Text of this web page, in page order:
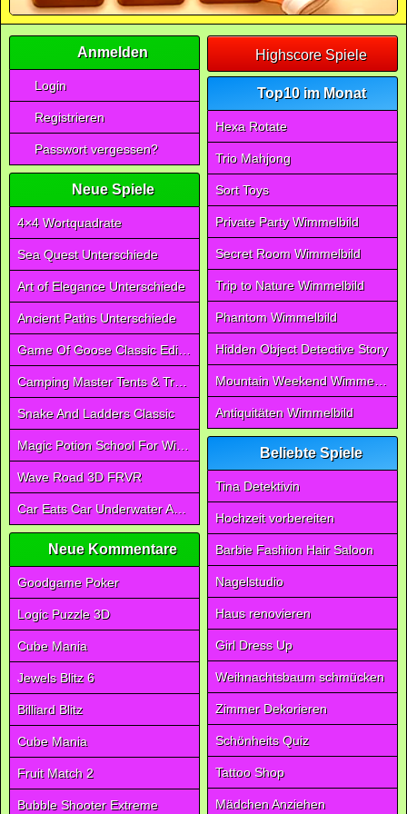
Anmelden
Login
Registrieren
Passwort vergessen?
Neue Spiele
4×4 Wortquadrate
Sea Quest Unterschiede
Art of Elegance Unterschiede
Ancient Paths Unterschiede
Game Of Goose Classic Edition
Camping Master Tents & Trees
Snake And Ladders Classic
Magic Potion School For Witch
Wave Road 3D FRVR
Car Eats Car Underwater Adventure FRVR
Neue Kommentare
Goodgame Poker
Logic Puzzle 3D
Cube Mania
Jewels Blitz 6
Billiard Blitz
Cube Mania
Fruit Match 2
Bubble Shooter Extreme
Highscore Spiele
Top10 im Monat
Hexa Rotate
Trio Mahjong
Sort Toys
Private Party Wimmelbild
Secret Room Wimmelbild
Trip to Nature Wimmelbild
Phantom Wimmelbild
Hidden Object Detective Story
Mountain Weekend Wimmelbild
Antiquitäten Wimmelbild
Beliebte Spiele
Tina Detektivin
Hochzeit vorbereiten
Barbie Fashion Hair Saloon
Nagelstudio
Haus renovieren
Girl Dress Up
Weihnachtsbaum schmücken
Zimmer Dekorieren
Schönheits Quiz
Tattoo Shop
Mädchen Anziehen